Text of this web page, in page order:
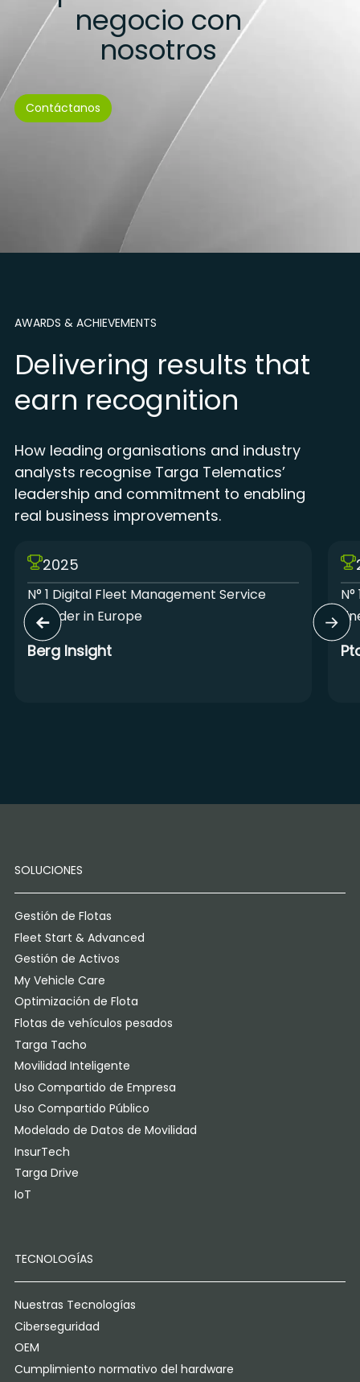
negocio con
nosotros
Contáctanos
AWARDS & ACHIEVEMENTS
Delivering results that
earn recognition
How leading organisations and industry
analysts recognise Targa Telematics’
leadership and commitment to enabling
real business improvements.
2025
N° 1 Digital Fleet Management Service
Provider in Europe
Berg Insight
SOLUCIONES
Gestión de Flotas
Fleet Start & Advanced
Gestión de Activos
My Vehicle Care
Optimización de Flota
Flotas de vehículos pesados
Targa Tacho
Movilidad Inteligente
Uso Compartido de Empresa
Uso Compartido Público
Modelado de Datos de Movilidad
InsurTech
Targa Drive
IoT
TECNOLOGÍAS
Nuestras Tecnologías
Ciberseguridad
OEM
Cumplimiento normativo del hardware